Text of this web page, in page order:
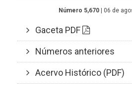
Número 5,670 | 06 de
Gaceta PDF
Números anteriores
Acervo Histórico (PDF)